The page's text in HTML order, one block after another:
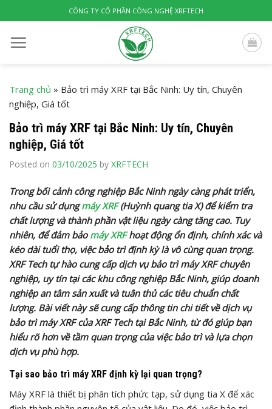
to
content
CÔNG TY CỔ PHẦN CÔNG NGHỆ XRFTECH
Trang chủ » Bảo trì máy XRF tại Bắc Ninh: Uy tín, Chuyên
nghiệp, Giá tốt
Bảo trì máy XRF tại Bắc Ninh: Uy tín, Chuyên
nghiệp, Giá tốt
Posted on 03/10/2025 by XRFTECH
Trong bối cảnh công nghiệp Bắc Ninh ngày càng phát triển,
nhu cầu sử dụngmáy XRF(Huỳnh quang tia X) để kiểm tra
chất lượng và thành phần vật liệu ngày càng tăng cao. Tuy
nhiên, để đảm bảo máy XRFhoạt động ổn định, chính xác và
kéo dài tuổi thọ, việc bảo trì định kỳ là vô cùng quan trọng.
XRF Tech tự hào cung cấp dịch vụ bảo trì máy XRF chuyên
nghiệp, uy tín tại các khu công nghiệp Bắc Ninh, giúp doanh
nghiệp an tâm sản xuất và tuân thủ các tiêu chuẩn chất
lượng. Bài viết này sẽ cung cấp thông tin chi tiết về dịch vụ
bảo trì máy XRF của XRF Tech tại Bắc Ninh, từ đó giúp bạn
hiểu rõ hơn về tầm quan trọng của việc bảo trì và lựa chọn
dịch vụ phù hợp.
Tại sao bảo trì máy XRF định kỳ lại quan trọng?
Máy XRF là thiết bị phân tích phức tạp, sử dụng tia X để xác